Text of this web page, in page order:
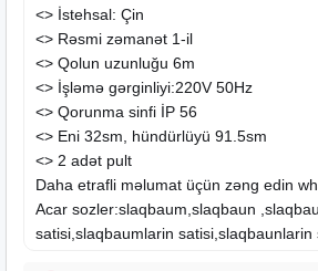
<> İstehsal: Çin
<> Rəsmi zəmanət 1-il
<> Qolun uzunluğu 6m
<> İşləmə gərginliyi:220V 50Hz
<> Qorunma sinfi İP 56
<> Eni 32sm, hündürlüyü 91.5sm
<> 2 adət pult
Daha etrafli məlumat üçün zəng edin
Acar sozler:slaqbaum,slaqbaun
satisi,slaqbaumlarin satisi,slaqbaunlarin